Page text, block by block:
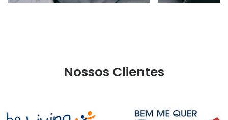
Nossos Clientes